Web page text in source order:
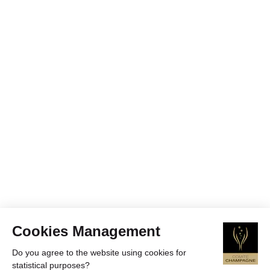
Cookies Management
Do you agree to the website using cookies for
statistical purposes?